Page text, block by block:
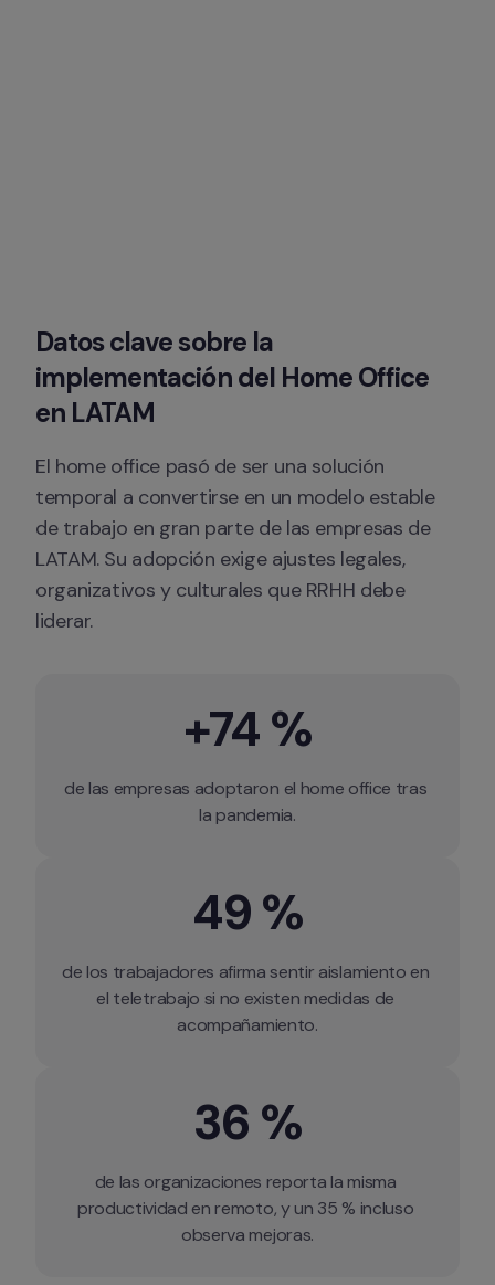
Datos clave sobre la
implementación del Home Office
en LATAM
El home office pasó de ser una solución
temporal a convertirse en un modelo estable
de trabajo en gran parte de las empresas de
LATAM. Su adopción exige ajustes legales,
organizativos y culturales que RRHH debe
liderar.
+74 %
de las empresas adoptaron el home office tras
la pandemia.
49 %
de los trabajadores afirma sentir aislamiento en
el teletrabajo si no existen medidas de
acompañamiento.
36 %
de las organizaciones reporta la misma
productividad en remoto, y un 35 % incluso
observa mejoras.